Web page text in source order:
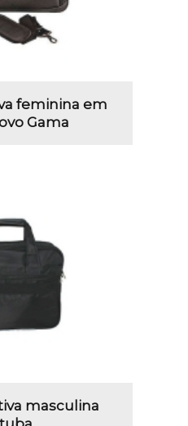
feminina em
Gama
masculina